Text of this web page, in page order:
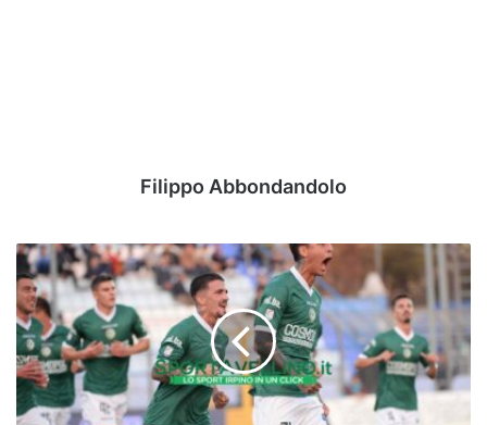
Filippo Abbondandolo
Bomber
biancoverdi
–
Vetta
per
quattro,
prima
gioia